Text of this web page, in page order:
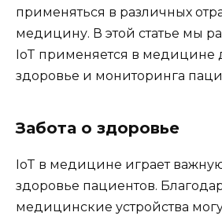
применяться в различных
медицину. В этой статье мы
IoT применяется в медицине
здоровье и мониторинга
Забота о здоровье
IoT в медицине играет
здоровье пациентов.
медицинские устройства